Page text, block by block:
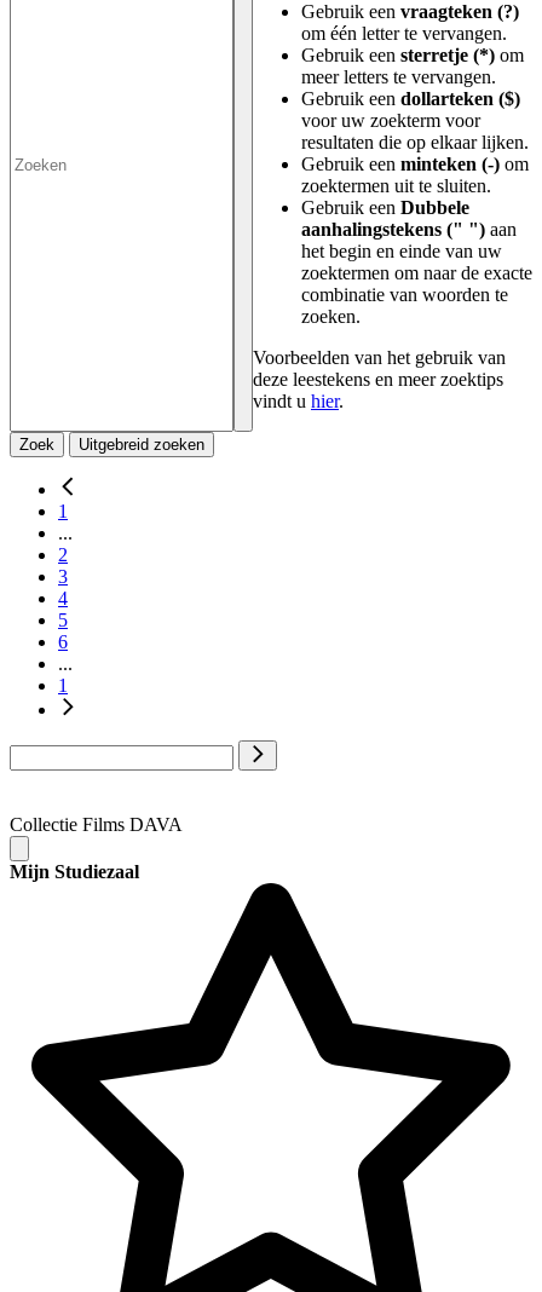
Gebruik een vraagteken (?)
om één letter te vervangen.
Gebruik een sterretje (*) om
meer letters te vervangen.
Gebruik een dollarteken ($)
voor uw zoekterm voor
resultaten die op elkaar lijken.
Gebruik een minteken (-) om
zoektermen uit te sluiten.
Gebruik een Dubbele
aanhalingstekens (" ") aan
het begin en einde van uw
zoektermen om naar de exacte
combinatie van woorden te
zoeken.
Voorbeelden van het gebruik van
deze leestekens en meer zoektips
vindt u hier.
Zoek Uitgebreid zoeken
1
...
2
3
4
5
6
...
1
Collectie Films DAVA
Mijn Studiezaal